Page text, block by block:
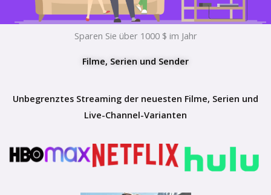
Sparen Sie über 1000 $ im Jahr
Filme, Serien und Sender
Unbegrenztes Streaming der neuesten Filme, Serien und
Live-Channel-Varianten